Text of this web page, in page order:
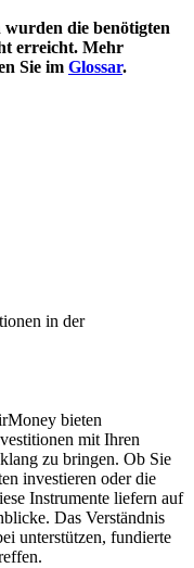
die benötigten
erreicht. Mehr
Sie im Glossar.
in der
bieten
mit Ihren
zu bringen. Ob Sie
investieren oder die
Instrumente liefern auf
Das Verständnis
unterstützen, fundierte